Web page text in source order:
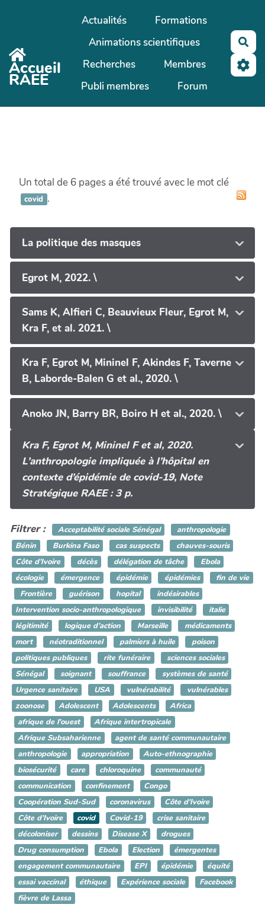
Aller au contenu principal
Accueil
RAEE
Actualités
Formations
Animations scientifiques
Recherches
Membres
Publi membres
Forum
Un total de 6 pages a été trouvé avec le mot clé
covid .
La politique des masques
Egrot M, 2022. \
Sams K, Alfieri C, Beauvieux Fleur, Egrot M,
Kra F, et al. 2021. \
Kra F, Egrot M, Mininel F, Akindes F, Taverne
B, Laborde-Balen G et al., 2020. \
Anoko JN, Barry BR, Boiro H et al., 2020. \
Kra F, Egrot M, Mininel F et al, 2020.
L’anthropologie impliquée à l’hôpital en
contexte d’épidémie de covid-19, Note
Stratégique RAEE : 3 p.
Filtrer : Acceptabilité sociale Sénégal
anthropologie
Bénin
Burkina Faso cas suspects
chauves-souris
Côte d’Ivoire
décès délégation de tâche
Ebola
écologie
émergence épidémie épidémies
fin de vie
Frontière
guérison hopital
indésirables
Intervention socio-anthropologique
invisibilité
italie
légitimité
logique d’action Marseille
médicaments
mort
néotraditionnel palmiers à huile
poison
politiques publiques
rite funéraire
sciences sociales
Sénégal
soignant souffrance
systèmes de santé
Urgence sanitaire
USA vulnérabilité
vulnérables
zoonose
Adolescent Adolescents
Africa
afrique de l'ouest
Afrique intertropicale
Afrique Subsaharienne
agent de santé communautaire
anthropologie
appropriation
Auto-ethnographie
biosécurité
care chloroquine
communauté
communication
confinement
Congo
Coopération Sud-Sud
coronavirus
Côte d'Ivoire
Côte d’Ivoire
covid Covid-19
crise sanitaire
décoloniser
dessins Disease X
drogues
Drug consumption
Ebola Election
émergentes
engagement communautaire
EPI épidémie
équité
essai vaccinal
éthique Expérience sociale
Facebook
fièvre de Lassa